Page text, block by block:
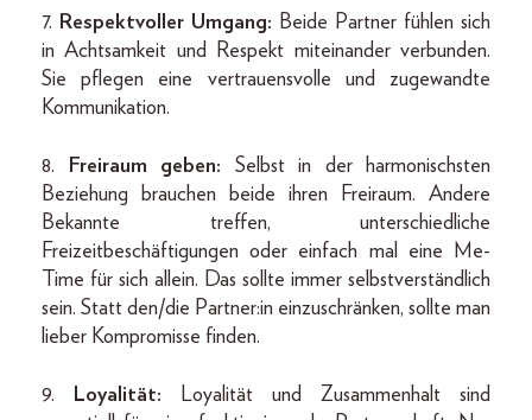
7. Respektvoller Umgang: Beide Partner fühlen sich
in Achtsamkeit und Respekt miteinander verbunden.
Sie pflegen eine vertrauensvolle und zugewandte
Kommunikation.
8. Freiraum geben: Selbst in der harmonischsten
Beziehung brauchen beide ihren Freiraum. Andere
Bekannte treffen, unterschiedliche
Freizeitbeschäftigungen oder einfach mal eine Me-
Time für sich allein. Das sollte immer selbstverständlich
sein. Statt den/die Partner:in einzuschränken, sollte man
lieber Kompromisse finden.
9. Loyalität: Loyalität und Zusammenhalt sind